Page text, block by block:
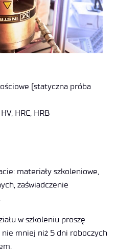
(statyczna próba
HRC, HRB
materiały szkoleniowe,
zaświadczenie
w szkoleniu proszę
mniej niż 5 dni roboczych